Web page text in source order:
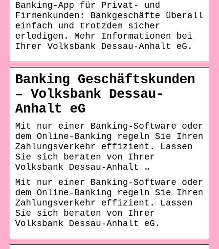
Banking-App für Privat- und
Firmenkunden: Bankgeschäfte überall
einfach und trotzdem sicher
erledigen. Mehr Informationen bei
Ihrer Volksbank Dessau-Anhalt eG.
Banking Geschäftskunden
– Volksbank Dessau-
Anhalt eG
Mit nur einer Banking-Software oder
dem Online-Banking regeln Sie Ihren
Zahlungsverkehr effizient. Lassen
Sie sich beraten von Ihrer
Volksbank Dessau-Anhalt …
Mit nur einer Banking-Software oder
dem Online-Banking regeln Sie Ihren
Zahlungsverkehr effizient. Lassen
Sie sich beraten von Ihrer
Volksbank Dessau-Anhalt eG.